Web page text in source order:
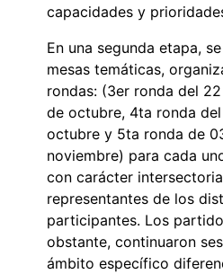
capacidades y
En una segunda etapa,
mesas temáticas,
rondas: (3er ronda del
de octubre, 4ta ronda
octubre y 5ta ronda de
noviembre) para cada
con carácter
representantes de los
participantes. Los
obstante, continuaron
ámbito específico